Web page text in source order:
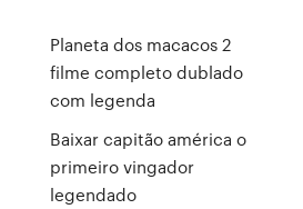
Planeta dos macacos 2
filme completo dublado
com legenda
Baixar capitão américa o
primeiro vingador
legendado